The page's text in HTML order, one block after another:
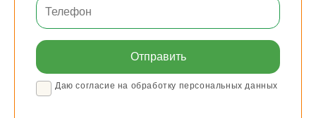
Даю согласие на обработку персональных данных